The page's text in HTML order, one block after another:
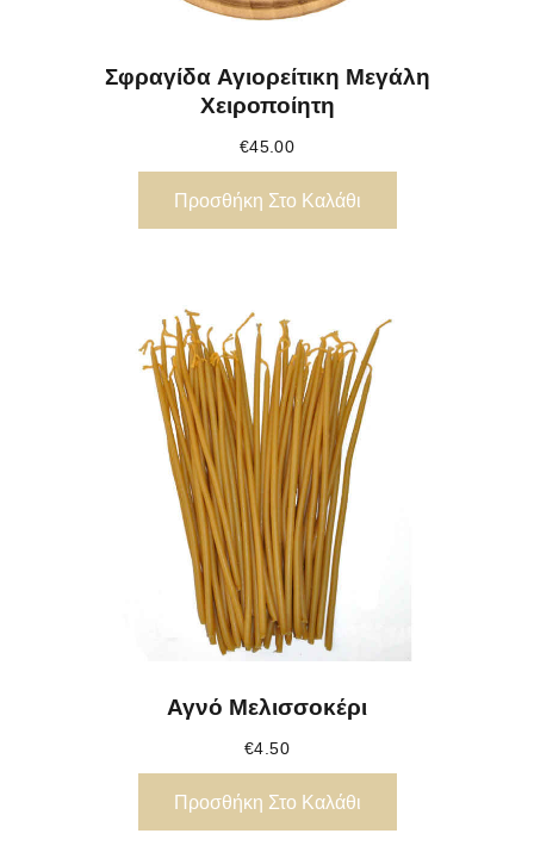
Σφραγίδα Αγιορείτικη Μεγάλη
Χειροποίητη
€45.00
Προσθήκη Στο Καλάθι
Αγνό Μελισσοκέρι
€4.50
Προσθήκη Στο Καλάθι